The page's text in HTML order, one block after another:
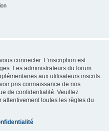
connecter. L’inscription est
Les administrateurs du forum
aux utilisateurs inscrits.
pris connaissance de nos
de confidentialité. Veuillez
toutes les règles du